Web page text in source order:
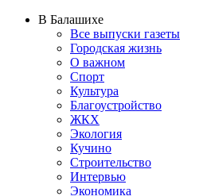
В Балашихе
Все выпуски газеты
Городская жизнь
О важном
Спорт
Культура
Благоустройство
ЖКХ
Экология
Кучино
Строительство
Интервью
Экономика